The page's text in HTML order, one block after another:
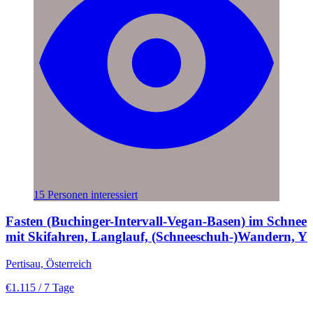
15 Personen interessiert
Fasten (Buchinger-Intervall-Vegan-Basen) im Schnee
mit Skifahren, Langlauf, (Schneeschuh-)Wandern, Y
Pertisau, Österreich
€1.115 / 7 Tage